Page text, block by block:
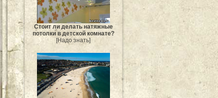
Стоит ли делать натяжные
потолки в детской комнате?
[Надо знать]